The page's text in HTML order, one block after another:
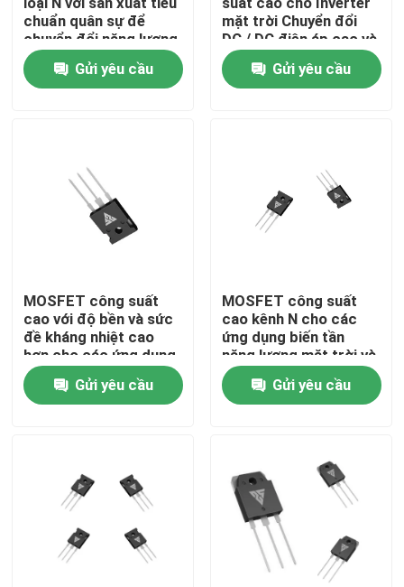
Nhà
Về chúng tôi
Tham quan nhà máy
Kiểm soát chất lượng
Liên hệ với chúng tôi
Tin tức
chuẩn quân sự để
chuyển đổi năng lượng
mạnh mẽ
Gửi yêu cầu
mặt trời Chuyển đổi
DC / DC điện áp cao và
trình điều khiển động
cơ
Gửi yêu cầu
MOSFET công suất
cao với độ bền và sức
đề kháng nhiệt cao
hơn cho các ứng dụng
cấu hình loại N
Gửi yêu cầu
MOSFET công suất
cao kênh N cho các
ứng dụng biến tần
năng lượng mặt trời và
chuyển đổi DC / DC
Gửi yêu cầu